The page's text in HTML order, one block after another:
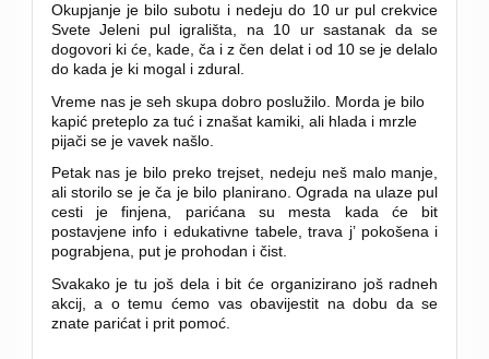
Okupjanje je bilo subotu i nedeju do 10 ur pul crekvice
Svete Jeleni pul igrališta, na 10 ur sastanak da se
dogovori ki će, kade, ča i z čen delat i od 10 se je delalo
do kada je ki mogal i zdural.
Vreme nas je seh skupa dobro poslužilo. Morda je bilo
kapić preteplo za tuć i znašat kamiki, ali hlada i mrzle
pijači se je vavek našlo.
Petak nas je bilo preko trejset, nedeju neš malo manje,
ali storilo se je ča je bilo planirano. Ograda na ulaze pul
cesti je finjena, parićana su mesta kada će bit
postavjene info i edukativne tabele, trava j’ pokošena i
pograbjena, put je prohodan i čist.
Svakako je tu još dela i bit će organizirano još radneh
akcij, a o temu ćemo vas obavijestit na dobu da se
znate parićat i prit pomoć.